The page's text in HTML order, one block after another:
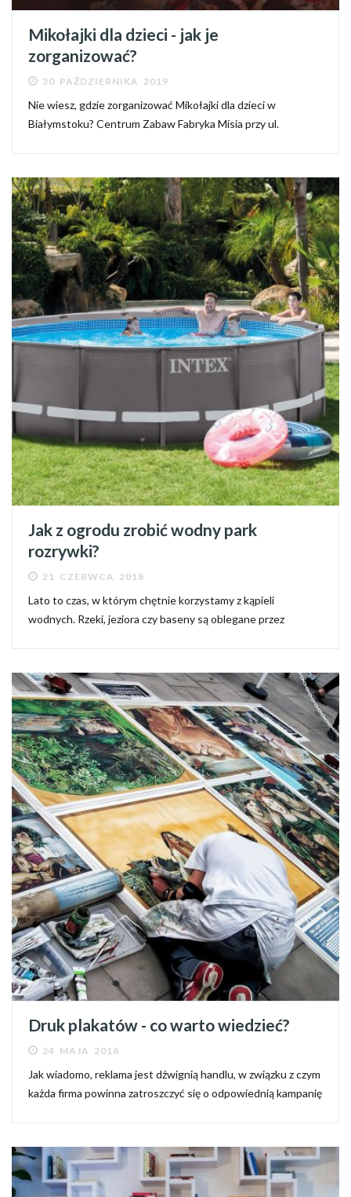
Mikołajki dla dzieci - jak je
zorganizować?
30 PAŹDZIERNIKA 2019
Nie wiesz, gdzie zorganizować Mikołajki dla dzieci w
Białymstoku? Centrum Zabaw Fabryka Misia przy ul.
przewidział na ten...
Jak z ogrodu zrobić wodny park
rozrywki?
21 CZERWCA 2018
Lato to czas, w którym chętnie korzystamy z kąpieli
wodnych. Rzeki, jeziora czy baseny są oblegane przez
zorganizowanie...
Druk plakatów - co warto wiedzieć?
24 MAJA 2018
Jak wiadomo, reklama jest dźwignią handlu, w związku z czym
każda firma powinna zatroszczyć się o odpowiednią kampanię